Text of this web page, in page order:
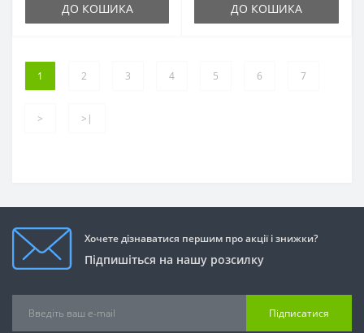
ДО КОШИКА ДО КОШИКА
1 2 3 4 5 6 7
> >|
Хочете дізнаватися першим про акції і знижки?
Підпишіться на нашу розсилку
Підписатися